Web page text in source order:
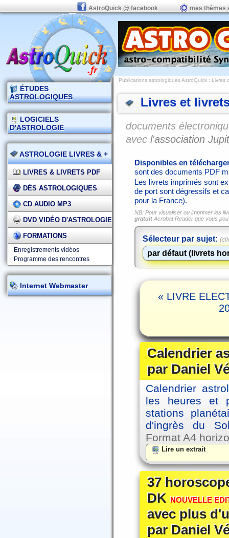
AstroQuick @ facebook mes thèmes
ÉTUDES
ASTROLOGIQUES
LOGICIELS
D'ASTROLOGIE
ASTROLOGIE LIVRES & +
LIVRES & LIVRETS PDF
DÉS ASTROLOGIQUES
CD AUDIO MP3
DVD VIDÉO D'ASTROLOGIE
FORMATIONS
Enregistrements vidéos
Programme des rencontres
Internet Webmaster
Publications astrologiques AstroQuick : Livres
Livres et
documents
avec l'association
Disponibles en
sont des documents PDF
Les livrets imprimés sont
de port sont dégressifs et
pour la France).
NB: Pour visualiser ou imprimer les
gratuit Acrobat Reader que vous
Sélecteur par sujet:
« LIVRE
Calendrier
par Daniel
Calendrier
les heures et
stations
d'ingrès du
Format A4
Lire un extrait
37
DKNOUVELLE
avec plus
par Daniel